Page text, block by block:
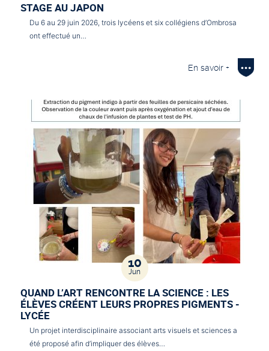
STAGE AU JAPON
Du 6 au 29 juin 2026, trois lycéens et six collégiens d’Ombrosa
ont effectué un…
En savoir +
10
Jun
QUAND L’ART RENCONTRE LA SCIENCE : LES
ÉLÈVES CRÉENT LEURS PROPRES PIGMENTS -
LYCÉE
Un projet interdisciplinaire associant arts visuels et sciences a
été proposé afin d’impliquer des élèves…